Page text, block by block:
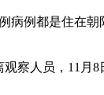
病例都是住在
察人员，11月